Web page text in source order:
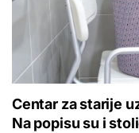
Centar za starije
Na popisu su i